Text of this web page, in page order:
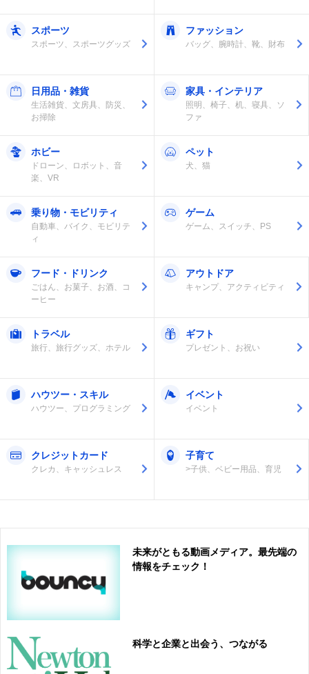
スポーツ
スポーツ、スポーツグッズ
ファッション
バッグ、腕時計、靴、財布
日用品・雑貨
生活雑貨、文房具、防災、
お掃除
家具・インテリア
照明、椅子、机、寝具、ソ
ファ
ホビー
ドローン、ロボット、音
楽、VR
ペット
犬、猫
乗り物・モビリティ
自動車、バイク、モビリテ
ィ
ゲーム
ゲーム、スイッチ、PS
フード・ドリンク
ごはん、お菓子、お酒、コ
ーヒー
アウトドア
キャンプ、アクティビティ
トラベル
旅行、旅行グッズ、ホテル
ギフト
プレゼント、お祝い
ハウツー・スキル
ハウツー、プログラミング
イベント
イベント
クレジットカード
クレカ、キャッシュレス
子育て
>子供、ベビー用品、育児
未来がともる動画メディア。最先端の
情報をチェック！
科学と企業と出会う、つながる